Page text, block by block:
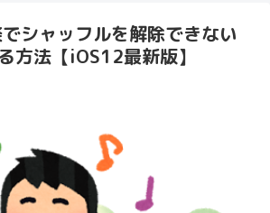
シャッフルを解除できない
方法【iOS12最新版】